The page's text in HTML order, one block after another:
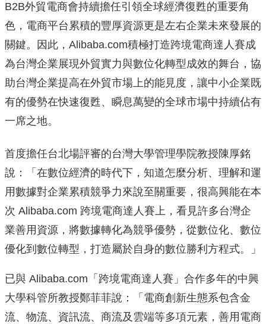
B2B外貿電商會持續擔任引領全球經濟復甦的重要角
色， 電商平台累積的豐厚資源更是左右企業未來發展的
關鍵。因此，Al ibaba.com積極打造跨境電商達人賽成
為台灣企業展現外貿實力與數位化轉型成效的舞台， 協
助台灣企業提高在外貿市場上的能見度， 讓中小企業既
有的優勢在快速復甦、 瞬息萬變的全球市場中持續佔有
一席之地。
首度擔任台北場評審的台灣大學管理學院教授陳厚銘
說：「 在數位經濟的時代下，知道怎麼分析、 理解和運
用數據對企業累積競爭力來說至關重要，很高興能在本
次 A libaba.com 跨境電商達人賽上， 看見許多台灣企
業善用資源，將數據轉化為競爭優勢，從數位化、 數位
優化到數位轉型，打造屬於自身的數位勝利方程式。」
已與 Alibaba.com「跨境電商達人賽」 合作多年的中興
大學科管所教授鄭菲菲說：「 電商創新生態系包含金
流、物流、資訊流、商流及雲端等多項元素， 善用電商